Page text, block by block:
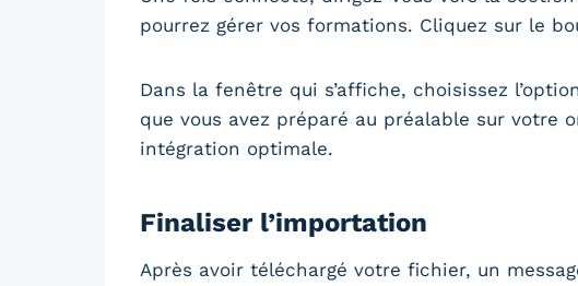
pourrez gérer vos formations. Cliquez sur le
Dans la fenêtre qui s’affiche, choisissez l’option
que vous avez préparé au préalable sur
intégration optimale.
Finaliser l’importation
Après avoir téléchargé votre fichier, un